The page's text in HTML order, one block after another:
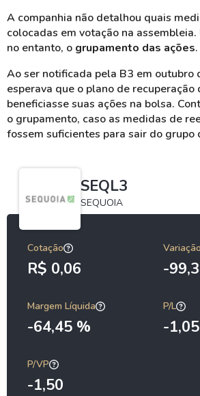
A companhia não detalhou quais
colocadas em votação na assembleia.
no entanto, o grupamento das ações.
Ao ser notificada pela B3 em outubro
esperava que o plano de recuperação
beneficiasse suas ações na bolsa.
o grupamento, caso as medidas de
fossem suficientes para sair do grupo
SEQL3
SEQUOIA
Cotação
R$ 0,06 -
Margem Líquida
-64,45 %
P/L
-1,05
P/VP
-1,50